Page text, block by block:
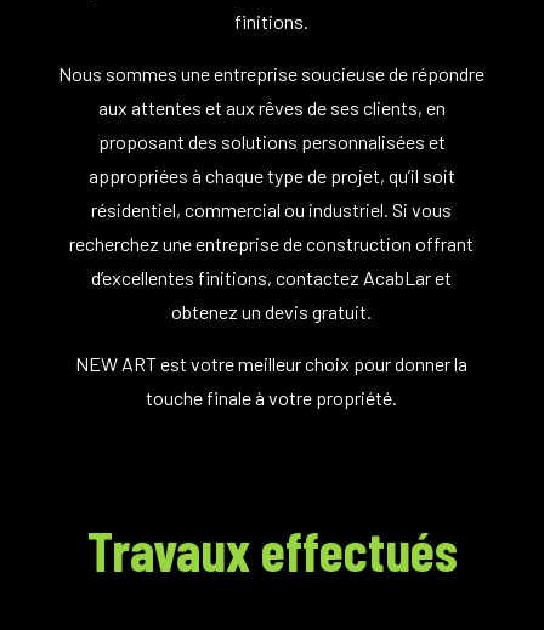
finitions.
Nous sommes une entreprise soucieuse de répondre
aux attentes et aux rêves de ses clients, en
proposant des solutions personnalisées et
appropriées à chaque type de projet, qu’il soit
résidentiel, commercial ou industriel. Si vous
recherchez une entreprise de construction offrant
d’excellentes finitions, contactez AcabLar et
obtenez un devis gratuit.
NEW ART est votre meilleur choix pour donner la
touche finale à votre propriété.
Travaux effectués